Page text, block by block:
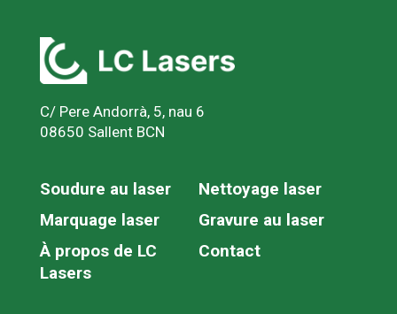
C/ Pere Andorrà, 5, nau 6
08650 Sallent BCN
Soudure au laser
Nettoyage laser
Marquage laser
Gravure au laser
À propos de LC
Lasers
Contact